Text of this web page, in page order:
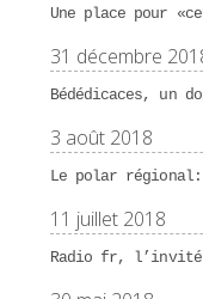
Une place pour
31 décembre
Bédédicaces, un
3 août 2018
Le polar
11 juillet 2018
Radio fr, l’invité